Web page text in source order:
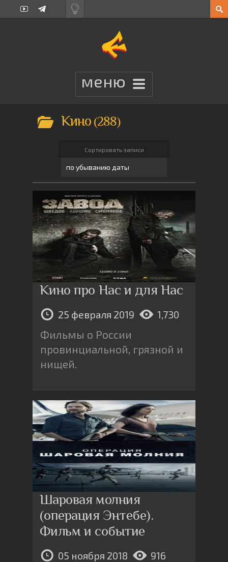
Кино 288
Сортировать записи
Кино про Нас и для Нас
25 февраля 2019 1,730
Фильмы о России
провинциальной, грязной и
нищей.
Шаровая молния
(операция Энтебе).
Фильм и событие
05 ноября 2018 916